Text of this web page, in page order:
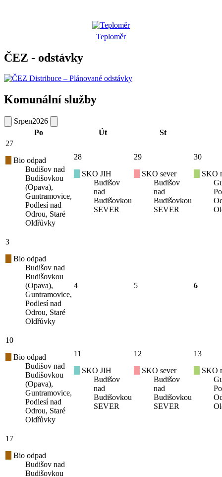
Teploměr
ČEZ - odstávky
Komunální služby
Srpen2026
Po
Út
St
27
Bio odpad
Budišov nad
Budišovkou
(Opava),
Guntramovice,
Podlesí nad
Odrou, Staré
Oldřůvky
28
SKO JIH
Budišov
nad
Budišovkou
SEVER
29
SKO sever
Budišov
nad
Budišovkou
SEVER
30
SKO
3
Bio odpad
Budišov nad
Budišovkou
(Opava),
Guntramovice,
Podlesí nad
Odrou, Staré
Oldřůvky
4 5 6
10
Bio odpad
Budišov nad
Budišovkou
(Opava),
Guntramovice,
Podlesí nad
Odrou, Staré
Oldřůvky
11
SKO JIH
Budišov
nad
Budišovkou
SEVER
12
SKO sever
Budišov
nad
Budišovkou
SEVER
13
SKO
17
Bio odpad
Budišov nad
Budišovkou